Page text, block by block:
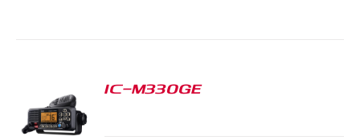
IC-M330GE